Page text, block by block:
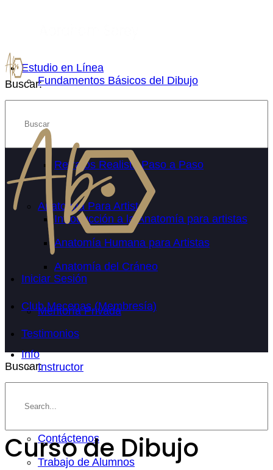
Estudio en Línea
Fundamentos Básicos del Dibujo
Retrato Realista
Mejora las proporciones en el retrato
Retratos Realista Paso a Paso
Anatomía Para Artista
Introducción a la Anatomía para artistas
Anatomía Humana para Artistas
Anatomía del Cráneo
Mentoría Privada
Info
Instructor
Contáctenos
Trabajo de Alumnos
Buscar:
Iniciar Sesión
Club Mecenas (Membresía)
Testimonios
Buscar:
Curso de Dibujo